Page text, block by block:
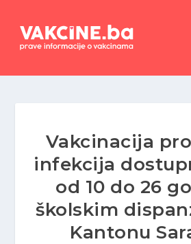
Vakcinacija
infekcija
od 10 do 26
školskim
Kantonu